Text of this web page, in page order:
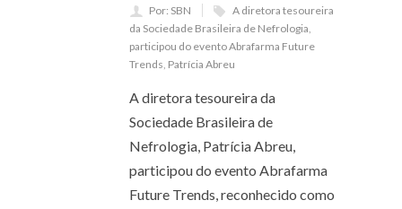
Por: SBN
A diretora tesoureira
da Sociedade Brasileira de Nefrologia,
participou do evento Abrafarma Future
Trends, Patrícia Abreu
A diretora tesoureira da
Sociedade Brasileira de
Nefrologia, Patrícia Abreu,
participou do evento Abrafarma
Future Trends, reconhecido como